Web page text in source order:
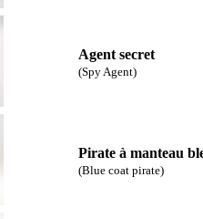
Agent secret
(Spy Agent)
Pirate à manteau
(Blue coat pirate)